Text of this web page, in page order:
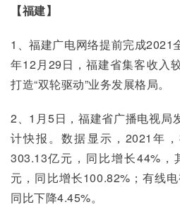
【福建】
1、福建广电网络提前完成2021
年12月29日，福建省集客收入
打造“双轮驱动”业务发展格局。
2、1月5日，福建省广播电视局
计快报。数据显示，2021年
303.13亿元，同比增长44%，
元，同比增长100.82%；有线
同比下降4.45%。